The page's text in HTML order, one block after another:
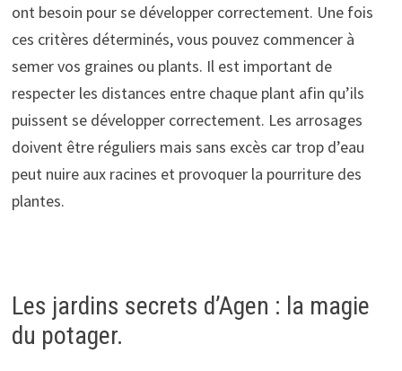
ont besoin pour se développer correctement. Une fois
ces critères déterminés, vous pouvez commencer à
semer vos graines ou plants. Il est important de
respecter les distances entre chaque plant afin qu’ils
puissent se développer correctement. Les arrosages
doivent être réguliers mais sans excès car trop d’eau
peut nuire aux racines et provoquer la pourriture des
plantes.
Les jardins secrets d’Agen : la magie
du potager.